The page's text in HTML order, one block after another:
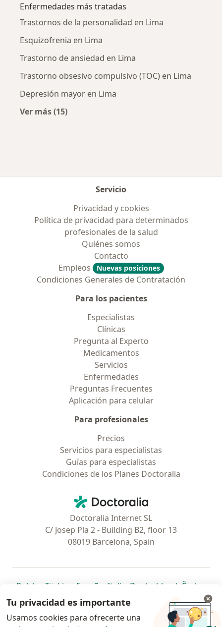
Enfermedades más tratadas
Trastornos de la personalidad en Lima
Esquizofrenia en Lima
Trastorno de ansiedad en Lima
Trastorno obsesivo compulsivo (TOC) en Lima
Depresión mayor en Lima
Ver más (15)
Servicio
Privacidad y cookies
Política de privacidad para determinados
profesionales de la salud
Quiénes somos
Contacto
Empleos
Nuevas posiciones
Condiciones Generales de Contratación
Para los pacientes
Especialistas
Clínicas
Pregunta al Experto
Medicamentos
Servicios
Enfermedades
Preguntas Frecuentes
Aplicación para celular
Para profesionales
Precios
Servicios para especialistas
Guías para especialistas
Condiciones de los Planes Doctoralia
Doctoralia - Página de inicio
Doctoralia Internet SL
C/ Josep Pla 2 - Building B2, floor 13
08019 Barcelona, Spain
Polska se abre en una nueva pestaña
Türkiye se abre en una nueva pestaña
España se abre en una nueva pestaña
Italia se abre en una nueva
Deutschlandse abre en
Česko
Portugal
se abre en una nueva pestaña
México se abre en una nueva pestaña
Chile se abre en una nueva pestaña
Brasil se abre en una nueva
se abre en
se
se abre en una nueva
Tu privacidad es importante
Usamos cookies para ofrecerte una